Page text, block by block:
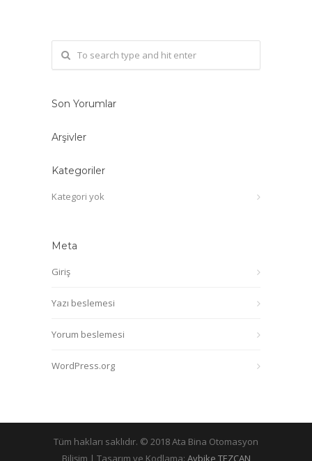
Son Yorumlar
Arşivler
Kategoriler
Kategori yok
Meta
Giriş
Yazı beslemesi
Yorum beslemesi
WordPress.org
Tüm hakları saklıdır. © 2018 Ata Bina Otomasyon
Bilişim | Tasarım ve Kodlama: Aybike TEZCAN